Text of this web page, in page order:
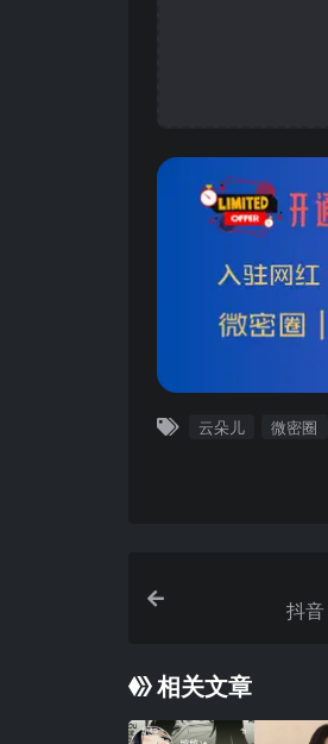
云朵儿 微密圈
抖
相关文章